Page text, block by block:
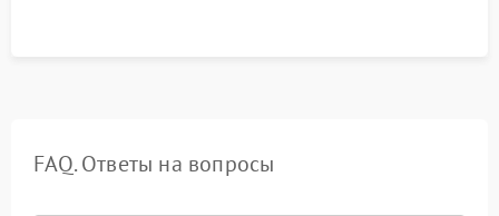
FAQ. Ответы на вопросы